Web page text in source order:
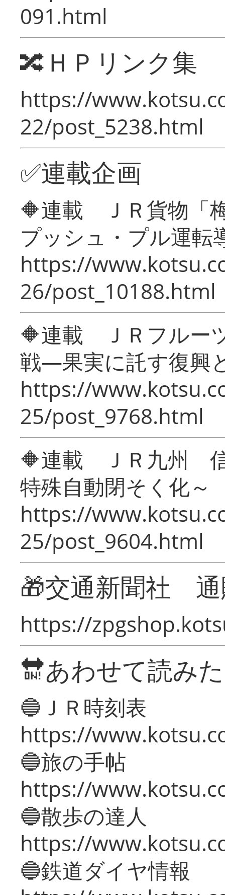
091.html
🔀ＨＰリンク集
https://
22/post_5238.html
✅連載企画
🔶連載 ＪＲ貨物「
プッシュ・プル運転
https://
26/post_10188.html
🔶連載 ＪＲフルー
戦―果実に託す復興
https://
25/post_9768.html
🔶連載 ＪＲ九州 信
特殊自動閉そく化～
https://
25/post_9604.html
🎁交通新聞社
https://
🔛あわせて読み
🔵ＪＲ時刻表
https://
🔵旅の手帖
https://
🔵散歩の達人
https://
🔵鉄道ダイヤ情報